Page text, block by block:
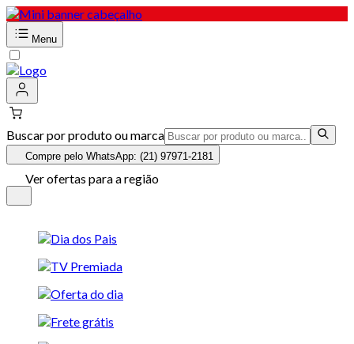
Menu
Buscar por produto ou marca
Compre pelo WhatsApp: (21) 97971-2181
Ver ofertas para a região